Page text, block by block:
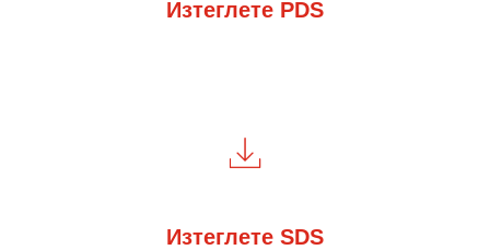
Изтеглете PDS
Изтеглете SDS